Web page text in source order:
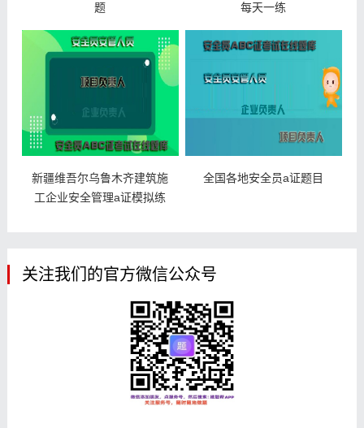
题
每天一练
新疆维吾尔乌鲁木齐建筑施
工企业安全管理a证模拟练
全国各地安全员a证题目
关注我们的官方微信公众号